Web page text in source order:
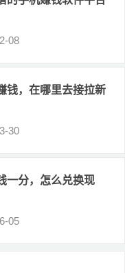
08
钱，在哪里去接拉新
30
一分，怎么兑换现
05